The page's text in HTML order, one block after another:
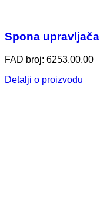
Spona upravljača
FAD broj: 6253.00.00
Detalji o proizvodu